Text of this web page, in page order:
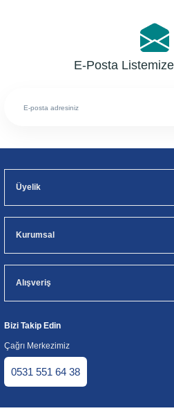
E-Posta
Üyelik
Kurumsal
Alışveriş
Bizi Takip Edin
Çağrı Merkezimiz
0531 551 64 38